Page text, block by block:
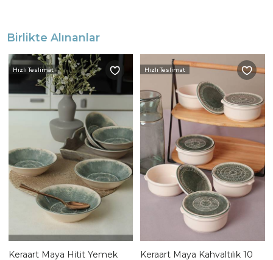
Birlikte Alınanlar
Hızlı Teslimat
Keraart Maya Hitit Yemek
Hızlı Teslimat
Keraart Maya Kahvaltılık 10